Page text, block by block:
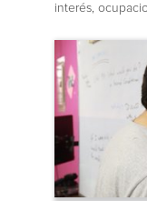
interés,